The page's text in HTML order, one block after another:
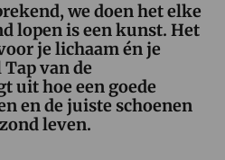
we doen het elke
lopen is een kunst. Het
je lichaam én je
van de
uit hoe een goede
en de juiste schoenen
leven.